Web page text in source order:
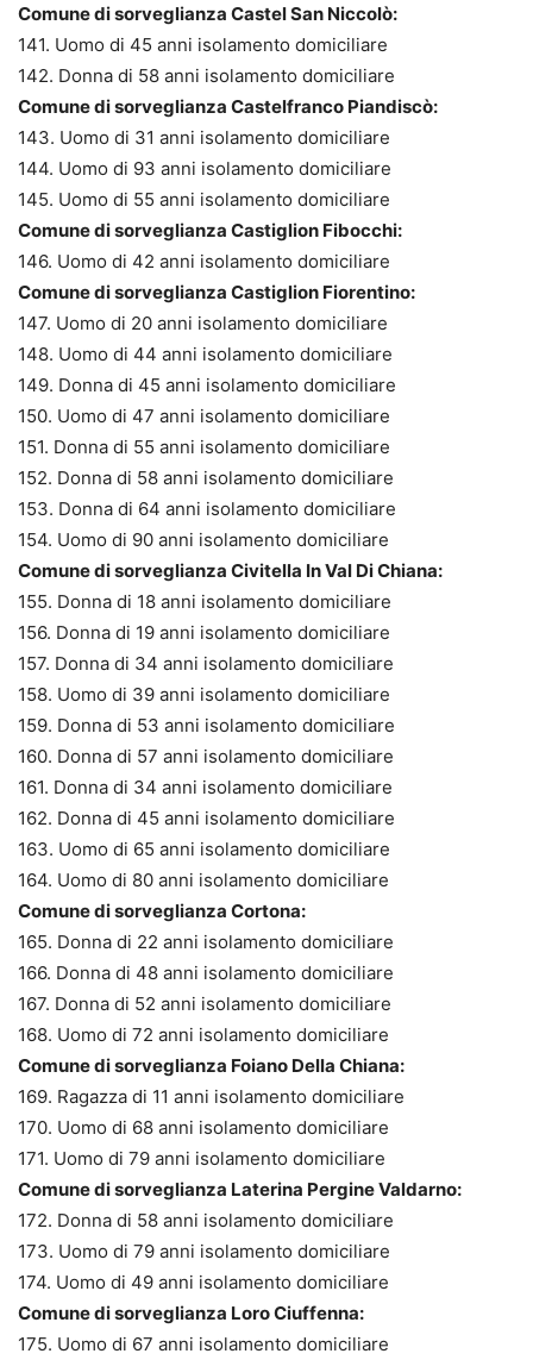
Comune di sorveglianza Castel San Niccolò:
141. Uomo di 45 anni isolamento domiciliare
142. Donna di 58 anni isolamento domiciliare
Comune di sorveglianza Castelfranco Piandiscò:
143. Uomo di 31 anni isolamento domiciliare
144. Uomo di 93 anni isolamento domiciliare
145. Uomo di 55 anni isolamento domiciliare
Comune di sorveglianza Castiglion Fibocchi:
146. Uomo di 42 anni isolamento domiciliare
Comune di sorveglianza Castiglion Fiorentino:
147. Uomo di 20 anni isolamento domiciliare
148. Uomo di 44 anni isolamento domiciliare
149. Donna di 45 anni isolamento domiciliare
150. Uomo di 47 anni isolamento domiciliare
151. Donna di 55 anni isolamento domiciliare
152. Donna di 58 anni isolamento domiciliare
153. Donna di 64 anni isolamento domiciliare
154. Uomo di 90 anni isolamento domiciliare
Comune di sorveglianza Civitella In Val Di Chiana:
155. Donna di 18 anni isolamento domiciliare
156. Donna di 19 anni isolamento domiciliare
157. Donna di 34 anni isolamento domiciliare
158. Uomo di 39 anni isolamento domiciliare
159. Donna di 53 anni isolamento domiciliare
160. Donna di 57 anni isolamento domiciliare
161. Donna di 34 anni isolamento domiciliare
162. Donna di 45 anni isolamento domiciliare
163. Uomo di 65 anni isolamento domiciliare
164. Uomo di 80 anni isolamento domiciliare
Comune di sorveglianza Cortona:
165. Donna di 22 anni isolamento domiciliare
166. Donna di 48 anni isolamento domiciliare
167. Donna di 52 anni isolamento domiciliare
168. Uomo di 72 anni isolamento domiciliare
Comune di sorveglianza Foiano Della Chiana:
169. Ragazza di 11 anni isolamento domiciliare
170. Uomo di 68 anni isolamento domiciliare
171. Uomo di 79 anni isolamento domiciliare
Comune di sorveglianza Laterina Pergine Valdarno:
172. Donna di 58 anni isolamento domiciliare
173. Uomo di 79 anni isolamento domiciliare
174. Uomo di 49 anni isolamento domiciliare
Comune di sorveglianza Loro Ciuffenna:
175. Uomo di 67 anni isolamento domiciliare